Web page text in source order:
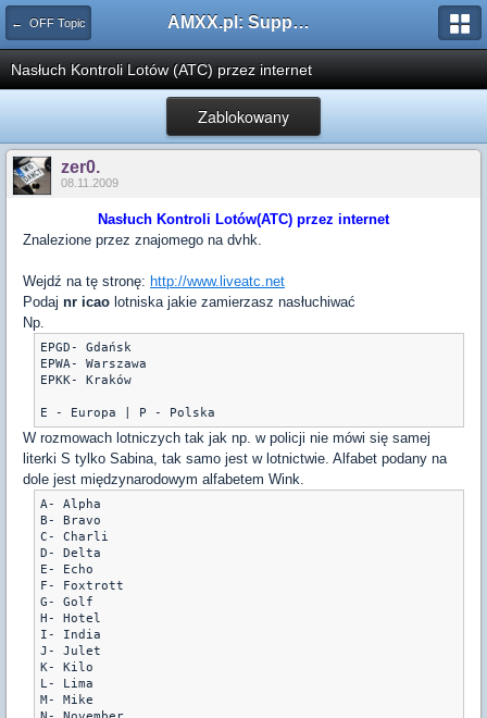
← OFF Topic AMXX.pl: Support AMX Mod X i SourceMod
Nasłuch Kontroli Lotów (ATC) przez internet
Zablokowany
zer0.
08.11.2009
Nasłuch Kontroli Lotów(ATC) przez internet
Znalezione przez znajomego na dvhk.
Wejdź na tę stronę: http://www.liveatc.net
Podaj nr icao lotniska jakie zamierzasz nasłuchiwać
Np.
EPGD- Gdańsk
EPWA- Warszawa
EPKK- Kraków
E - Europa | P - Polska
W rozmowach lotniczych tak jak np. w policji nie mówi się samej
literki S tylko Sabina, tak samo jest w lotnictwie. Alfabet podany na
dole jest międzynarodowym alfabetem Wink.
A- Alpha
B- Bravo
C- Charli
D- Delta
E- Echo
F- Foxtrott
G- Golf
H- Hotel
I- India
J- Julet
K- Kilo
L- Lima
M- Mike